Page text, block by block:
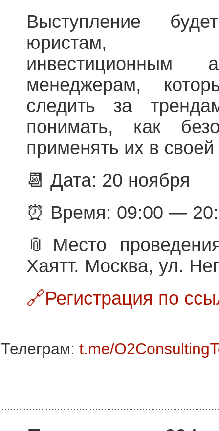
Выступление
юристам,
менеджерам,
следить за
понимать, как
применять их в
📆 Дата: 20 ноября
⏰ Время: 09:00 —
📎Место
Хаятт. Москва, ул.
🔗Регистрация по
Телеграм: t.me/